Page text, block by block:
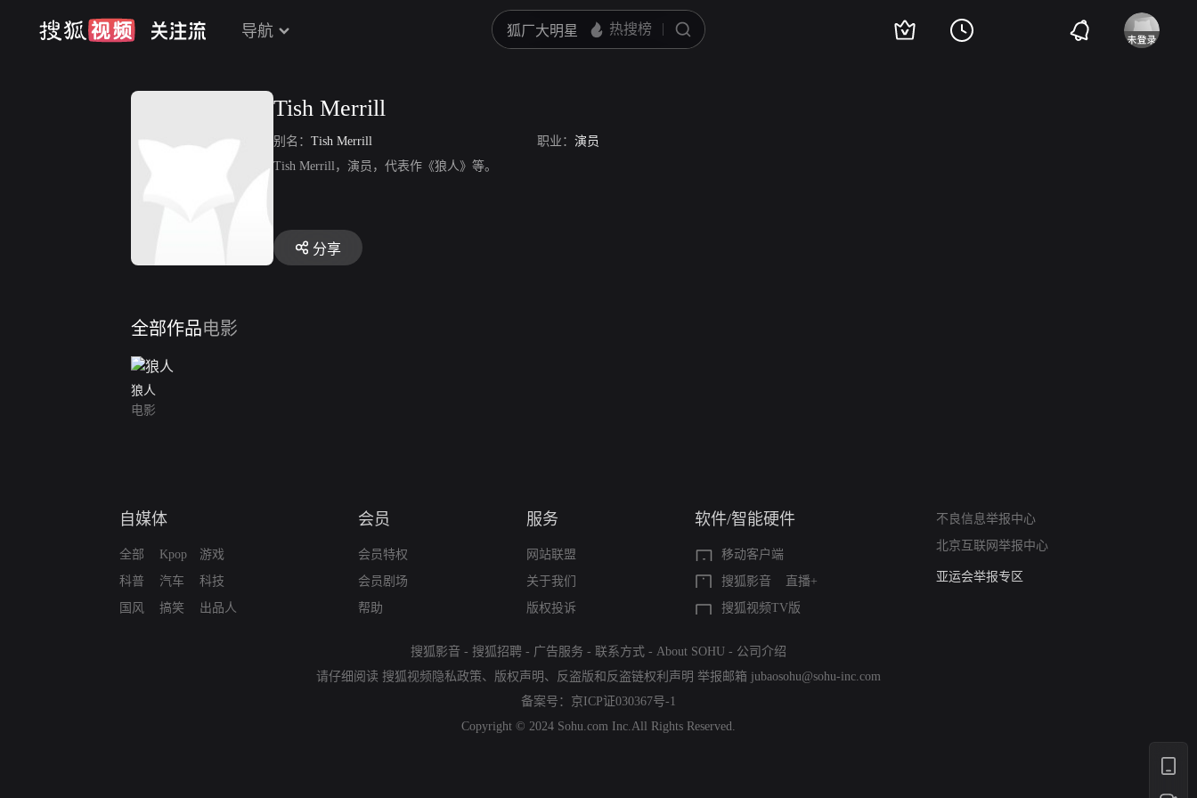
导航
Tish Merrill
别名： Tish Merrill 职业： 演员
Tish Merrill，演员，代表作《狼人》等。
分享
全部作品电影
狼人
电影
自媒体
全部
科普
国风
Kpop
汽车
搞笑
游戏
科技
出品人
会员
会员特权
会员剧场
帮助
服务
网站联盟
关于我们
版权投诉
软件/智能硬件
移动客户端
搜狐影音
直播+
搜狐视频TV版
不良信息举报中心
北京互联网举报中心
算法推荐专项举报
亚运会举报专区
搜狐影音 - 搜狐招聘 - 广告服务 - 联系方式 - About SOHU - 公司介绍
请仔细阅读 搜狐视频隐私政策、 版权声明 、 反盗版和反盗链权利声明 举报邮箱 jubaosohu@sohu-inc.com
备案号： 京ICP证030367号-1
Copyright © 2024 Sohu.com Inc.All Rights Reserved.